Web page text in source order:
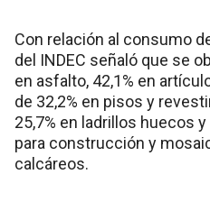
Con relación al consumo
del INDEC señaló que se
en asfalto, 42,1% en
de 32,2% en pisos y
25,7% en ladrillos huecos
para construcción y
calcáreos.